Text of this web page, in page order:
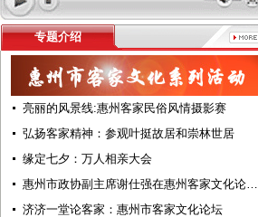
专题介绍
亮丽的风景线:惠州客家民俗风情摄影赛
弘扬客家精神：参观叶挺故居和崇林世居
缘定七夕：万人相亲大会
惠州市政协副主席谢仕强在惠州客家文化论…
济济一堂论客家：惠州市客家文化论坛